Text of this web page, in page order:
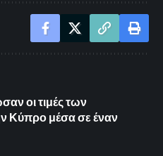
οι τιμές των
Κύπρο μέσα σε έναν